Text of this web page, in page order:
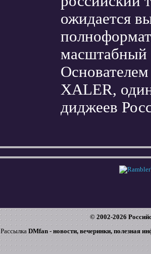
ожидается
масштабный
XALER,
диджеев
© 2002-2026
Рассылка DMfan - новости, вечеринки, полезная